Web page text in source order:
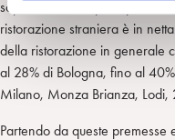
soprattutto, nelle principali
ristorazione straniera è in
della ristorazione in generale
al 28% di Bologna, fino al
Milano, Monza Brianza, Lodi,
Partendo da queste